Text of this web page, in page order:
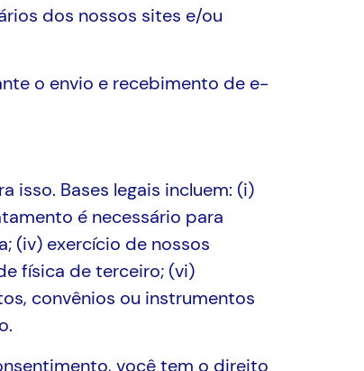
dos nossos sites e/ou
o envio e recebimento de e-
isso. Bases legais incluem: (i)
é necessário para
(iv) exercício de nossos
física de terceiro; (vi)
convênios ou instrumentos
você tem o direito